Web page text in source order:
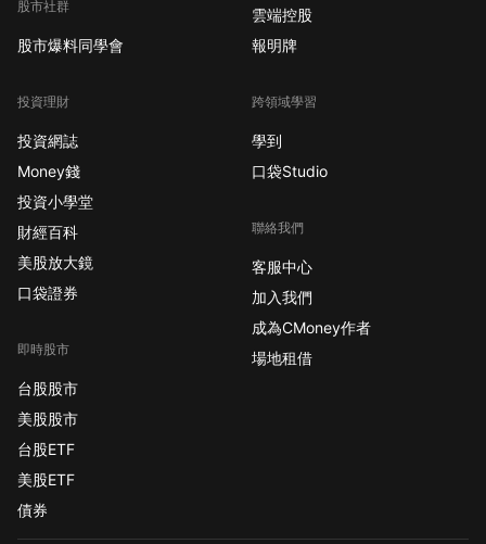
股市社群
股市爆料同學會
投資理財
投資網誌
Money錢
投資小學堂
財經百科
美股放大鏡
口袋證券
即時股市
台股股市
美股股市
台股ETF
美股ETF
債券
雲端控股
報明牌
跨領域學習
學到
口袋Studio
聯絡我們
客服中心
加入我們
成為CMoney作者
場地租借